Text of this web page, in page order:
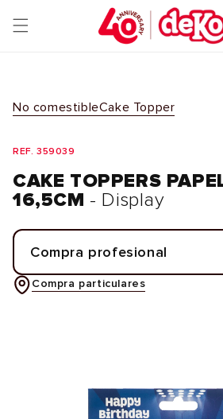
directamente
al contenido
No comestibleCake Topper
REF. 359039
CAKE TOPPERS
16,5CM - Display
Compra profesional
Compra particulares